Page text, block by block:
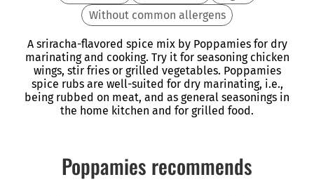
Without common allergens
A sriracha-flavored spice mix by Poppamies for dry
marinating and cooking. Try it for seasoning chicken
wings, stir fries or grilled vegetables. Poppamies
spice rubs are well-suited for dry marinating, i.e.,
being rubbed on meat, and as general seasonings in
the home kitchen and for grilled food.
Poppamies recommends